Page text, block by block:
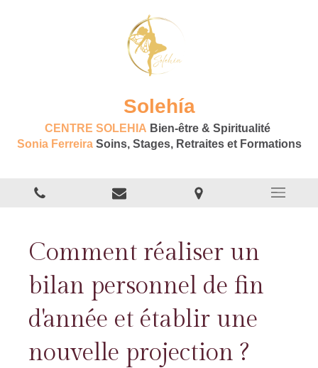
Solehía
CENTRE SOLEHIA Bien-être & Spiritualité
Sonia Ferreira Soins, Stages, Retraites et Formations
Comment réaliser un
bilan personnel de fin
d'année et établir une
nouvelle projection ?